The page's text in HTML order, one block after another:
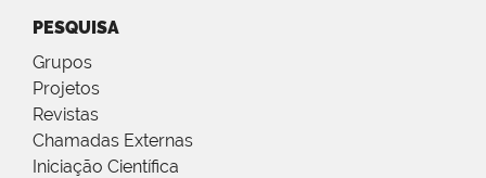
PESQUISA
Grupos
Projetos
Revistas
Chamadas Externas
Iniciação Científica